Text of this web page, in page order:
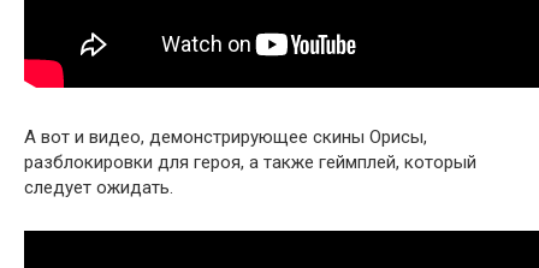
А вот и видео, демонстрирующее скины Орисы,
разблокировки для героя, а также геймплей, который
следует ожидать.